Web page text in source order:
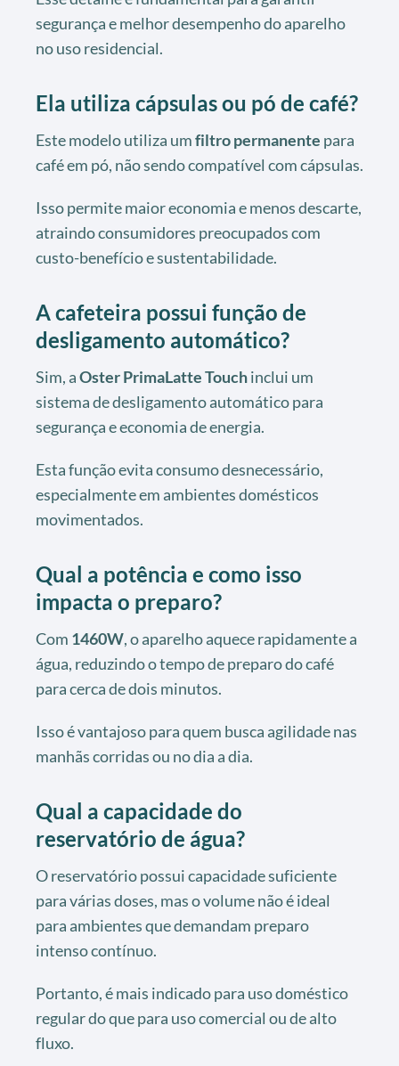
segurança e melhor desempenho do aparelho
no uso residencial.
Ela utiliza cápsulas ou pó de café?
Este modelo utiliza umfiltro permanente para
café em pó, não sendo compatível com cápsulas.
Isso permite maior economia e menos descarte,
atraindo consumidores preocupados com
custo-benefício e sustentabilidade.
A cafeteira possui função de
desligamento automático?
Sim, aOster PrimaLatte Touchinclui um
sistema de desligamento automático para
segurança e economia de energia.
Esta função evita consumo desnecessário,
especialmente em ambientes domésticos
movimentados.
Qual a potência e como isso
impacta o preparo?
Com 1460W, o aparelho aquece rapidamente a
água, reduzindo o tempo de preparo do café
para cerca de dois minutos.
Isso é vantajoso para quem busca agilidade nas
manhãs corridas ou no dia a dia.
Qual a capacidade do
reservatório de água?
O reservatório possui capacidade suficiente
para várias doses, mas o volume não é ideal
para ambientes que demandam preparo
intenso contínuo.
Portanto, é mais indicado para uso doméstico
regular do que para uso comercial ou de alto
fluxo.